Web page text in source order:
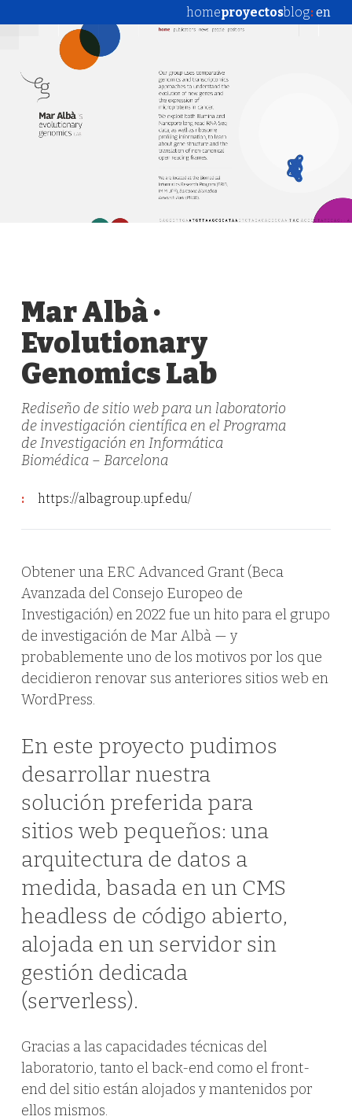
homeproyectosblog:en
Mar Albà ·
Evolutionary
Genomics Lab
Rediseño de sitio web para un laboratorio
de investigación científica en el Programa
de Investigación en Informática
Biomédica – Barcelona
: https://albagroup.upf.edu/
Obtener una ERC Advanced Grant (Beca
Avanzada del Consejo Europeo de
Investigación) en 2022 fue un hito para el grupo
de investigación de Mar Albà — y
probablemente uno de los motivos por los que
decidieron renovar sus anteriores sitios web en
WordPress.
En este proyecto pudimos
desarrollar nuestra
solución preferida para
sitios web pequeños: una
arquitectura de datos a
medida, basada en un CMS
headless de código abierto,
alojada en un servidor sin
gestión dedicada
(serverless).
Gracias a las capacidades técnicas del
laboratorio, tanto el back-end como el front-
end del sitio están alojados y mantenidos por
ellos mismos.